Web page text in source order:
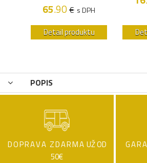
65.90€ s DPH
Detail produktu
POPIS
DOPRAVA ZDARMA UŽ OD
50€